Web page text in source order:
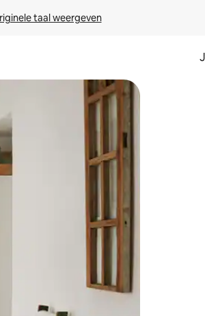
taal weergeven
óf door te tikken of swipen.